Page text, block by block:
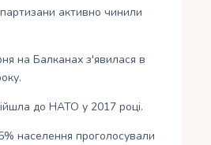
активно чинили
на Балканах з'явилася в
до НАТО у 2017 році.
населення проголосували